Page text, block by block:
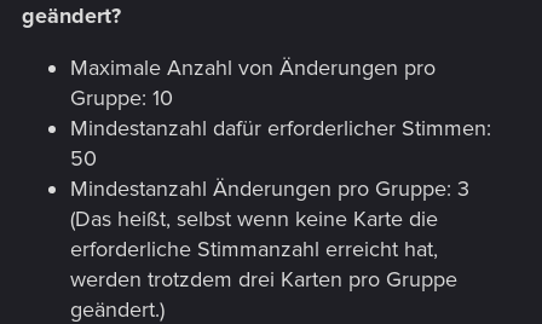
geändert?
Maximale Anzahl von Änderungen pro
Gruppe: 10
Mindestanzahl dafür erforderlicher Stimmen:
50
Mindestanzahl Änderungen pro Gruppe: 3
(Das heißt, selbst wenn keine Karte die
erforderliche Stimmanzahl erreicht hat,
werden trotzdem drei Karten pro Gruppe
geändert.)